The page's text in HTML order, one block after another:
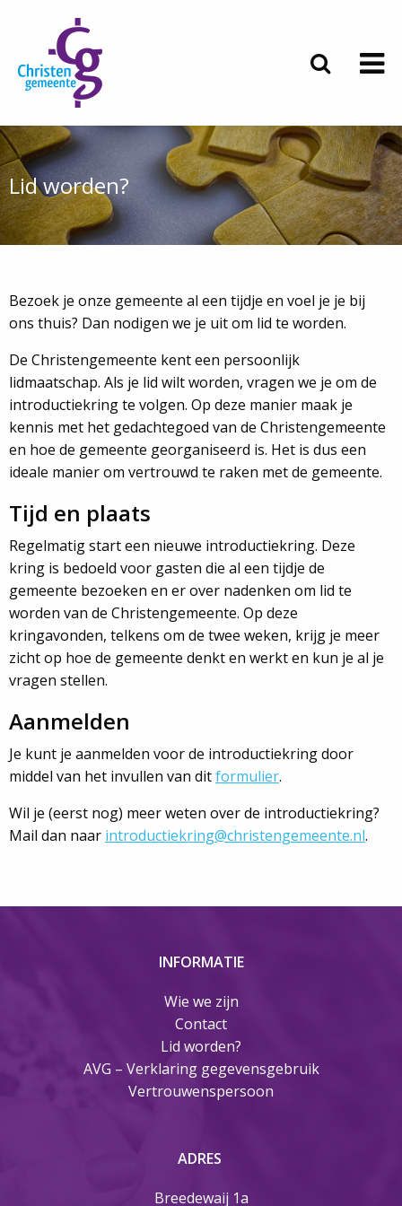
Lid worden?
Bezoek je onze gemeente al een tijdje en voel je je bij
ons thuis? Dan nodigen we je uit om lid te worden.
De Christengemeente kent een persoonlijk
lidmaatschap. Als je lid wilt worden, vragen we je om de
introductiekring te volgen. Op deze manier maak je
kennis met het gedachtegoed van de Christengemeente
en hoe de gemeente georganiseerd is. Het is dus een
ideale manier om vertrouwd te raken met de gemeente.
Tijd en plaats
Regelmatig start een nieuwe introductiekring. Deze
kring is bedoeld voor gasten die al een tijdje de
gemeente bezoeken en er over nadenken om lid te
worden van de Christengemeente. Op deze
kringavonden, telkens om de twee weken, krijg je meer
zicht op hoe de gemeente denkt en werkt en kun je al je
vragen stellen.
Aanmelden
Je kunt je aanmelden voor de introductiekring door
middel van het invullen van ditformulier.
Wil je (eerst nog) meer weten over de introductiekring?
Mail dan naar introductiekring@christengemeente.nl.
INFORMATIE
Wie we zijn
Contact
Lid worden?
AVG – Verklaring gegevensgebruik
Vertrouwenspersoon
ADRES
Breedewaij 1a